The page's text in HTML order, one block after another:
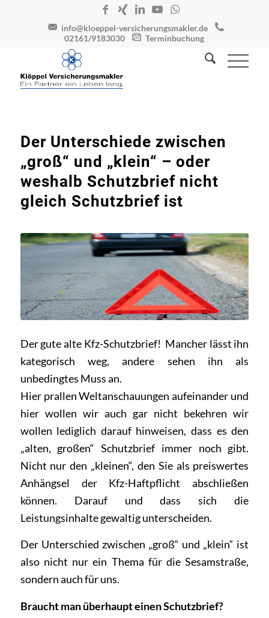
info@kloeppel-versicherungsmakler.de
02161/9183030
Terminbuchung
Der Unterschiede zwischen
„groß“ und „klein“ – oder
weshalb Schutzbrief nicht
gleich Schutzbrief ist
Der gute alte Kfz-Schutzbrief! Mancher lässt ihn
kategorisch weg, andere sehen ihn als
unbedingtes Muss an.
Hier prallen Weltanschauungen aufeinander und
hier wollen wir auch gar nicht bekehren wir
wollen lediglich darauf hinweisen, dass es den
„alten, großen“ Schutzbrief immer noch gibt.
Nicht nur den „kleinen“, den Sie als preiswertes
Anhängsel der Kfz-Haftpflicht abschließen
können. Darauf und dass sich die
Leistungsinhalte gewaltig unterscheiden.
Der Unterschied zwischen „groß“ und „klein“ ist
also nicht nur ein Thema für die Sesamstraße,
sondern auch für uns.
Braucht man überhaupt einen Schutzbrief?